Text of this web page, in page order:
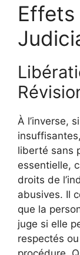
À l’inverse,
liberté sans
essentielle,
droits de
abusives. Il
que la
juge si elle
respectés